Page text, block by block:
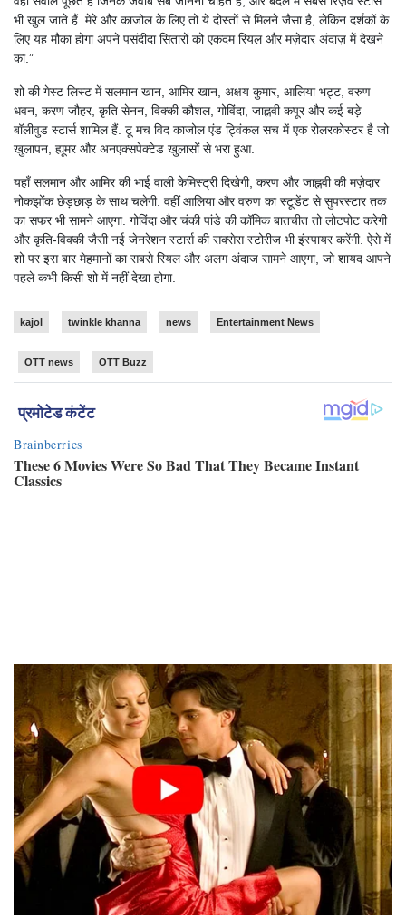
भी खुल जाते हैं. मेरे और काजोल के लिए तो ये दोस्तों से मिलने जैसा है, लेकिन दर्शकों के
लिए यह मौका होगा अपने पसंदीदा सितारों को एकदम रियल और मज़ेदार अंदाज़ में देखने
का.”
शो की गेस्ट लिस्ट में सलमान खान, आमिर खान, अक्षय कुमार, आलिया भट्ट, वरुण
धवन, करण जौहर, कृति सेनन, विक्की कौशल, गोविंदा, जाह्नवी कपूर और कई बड़े
बॉलीवुड स्टार्स शामिल हैं. टू मच विद काजोल एंड ट्विंकल सच में एक रोलरकोस्टर है जो
खुलापन, ह्यूमर और अनएक्सपेक्टेड खुलासों से भरा हुआ.
यहाँ सलमान और आमिर की भाई वाली केमिस्ट्री दिखेगी, करण और जाह्नवी की मज़ेदार
नोकझोंक छेड़छाड़ के साथ चलेगी. वहीं आलिया और वरुण का स्टूडेंट से सुपरस्टार तक
का सफर भी सामने आएगा. गोविंदा और चंकी पांडे की कॉमिक बातचीत तो लोटपोट करेगी
और कृति-विक्की जैसी नई जेनरेशन स्टार्स की सक्सेस स्टोरीज भी इंस्पायर करेंगी. ऐसे में
शो पर इस बार मेहमानों का सबसे रियल और अलग अंदाज सामने आएगा, जो शायद आपने
पहले कभी किसी शो में नहीं देखा होगा.
kajol twinkle khanna news Entertainment News
OTT news OTT Buzz